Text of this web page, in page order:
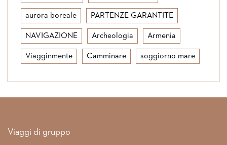
aurora boreale PARTENZE GARANTITE
NAVIGAZIONE Archeologia Armenia
Viagginmente Camminare soggiorno mare
Link rapidi
Viaggi di gruppo